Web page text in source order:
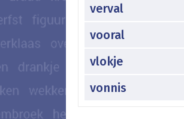
verval
vooral
vlokje
vonnis